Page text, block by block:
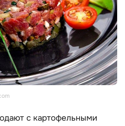
с картофельными